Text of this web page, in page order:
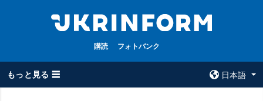
購読 フォトバンク
もっと見る ☰
日本語